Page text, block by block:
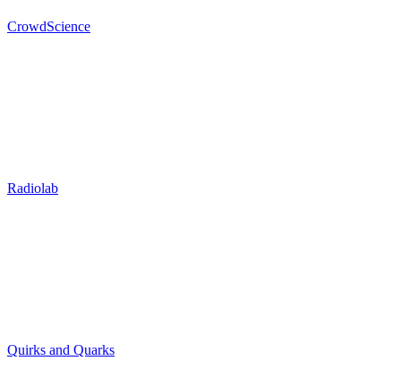
CrowdScience
Radiolab
Quirks and Quarks